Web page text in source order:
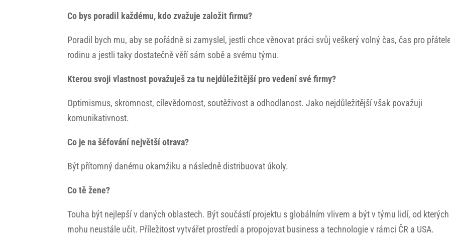
Co bys poradil každému, kdo zvažuje založit firmu?
Poradil bych mu, aby se pořádně si zamyslel, jestli chce věnovat práci svůj veškerý volný čas, čas pro
rodinu a jestli taky dostatečně věří sám sobě a svému týmu.
Kterou svoji vlastnost považuješ za tu nejdůležitější pro vedení své firmy?
Optimismus, skromnost, cílevědomost, soutěživost a odhodlanost. Jako nejdůležitější však považuji
komunikativnost.
Co je na šéfování největší otrava?
Být přítomný danému okamžiku a následně distribuovat úkoly.
Co tě žene?
Touha být nejlepší v daných oblastech. Být součástí projektu s globálním vlivem a být v týmu lidí, od
mohu neustále učit. Příležitost vytvářet prostředí a propojovat business a technologie v rámci ČR a USA.